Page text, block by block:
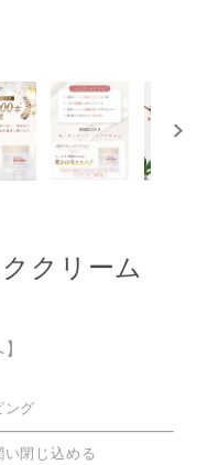
クリーム
ング
閉じ込める